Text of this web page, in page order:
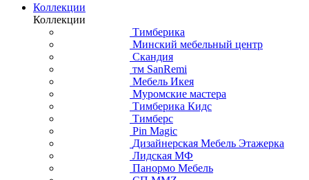
Коллекции
Коллекции
Тимберика
Минский мебельный центр
Скандия
тм SanRemi
Мебель Икея
Муромские мастера
Тимберика Кидс
Тимберс
Pin Magic
Дизайнерская Мебель Этажерка
Лидская МФ
Панормо Мебель